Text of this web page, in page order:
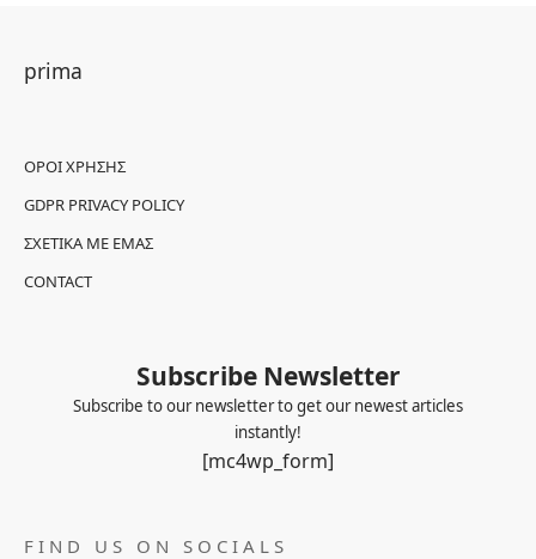
prima
ΌΡΟΙ ΧΡΉΣΗΣ
GDPR PRIVACY POLICY
ΣΧΕΤΙΚΆ ΜΕ ΕΜΆΣ
CONTACT
Subscribe Newsletter
Subscribe to our newsletter to get our newest articles
instantly!
[mc4wp_form]
FIND US ON SOCIALS